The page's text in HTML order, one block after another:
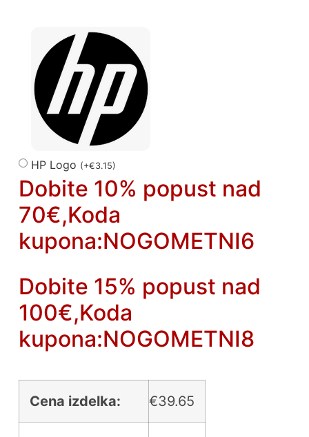
HP Logo (+€3.15)
Dobite 10% popust nad
70€,Koda
kupona:NOGOMETNI6
Dobite 15% popust nad
100€,Koda
kupona:NOGOMETNI8
Cena izdelka: €39.65